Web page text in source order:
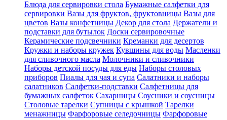
Блюда для сервировки стола Бумажные салфетки для
сервировки Вазы для фруктов, фруктовницы Вазы для
цветов Вазы конфетницы Декор для стола Держатели и
подставки для бутылок Доски сервировочные
Керамические подсвечники Креманки для десертов
Кружки и наборы кружек Кувшины для воды Масленки
для сливочного масла Молочники и сливочники
Наборы детской посуды для еды Наборы столовых
приборов Пиалы для чая и супа Салатники и наборы
салатников Салфетки-подставки Салфетницы для
бумажных салфеток Сахарницы Соусники и соусницы
Столовые тарелки Супницы с крышкой Тарелки
менажницы Фарфоровые селедочницы Фарфоровые